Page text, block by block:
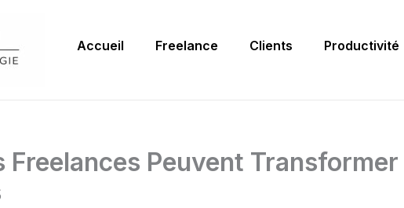
Accueil Freelance Clients Productivité
Freelances Peuvent